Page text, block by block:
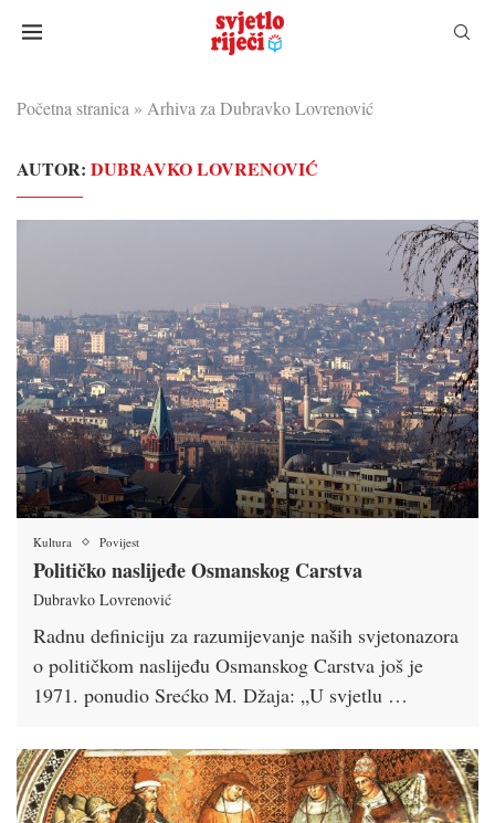
Početna stranica » Arhiva za Dubravko Lovrenović
AUTOR: DUBRAVKO LOVRENOVIĆ
Kultura Povijest
Političko naslijeđe Osmanskog Carstva
Dubravko Lovrenović
Radnu definiciju za razumijevanje naših svjetonazora
o političkom naslijeđu Osmanskog Carstva još je
1971. ponudio Srećko M. Džaja: „U svjetlu …